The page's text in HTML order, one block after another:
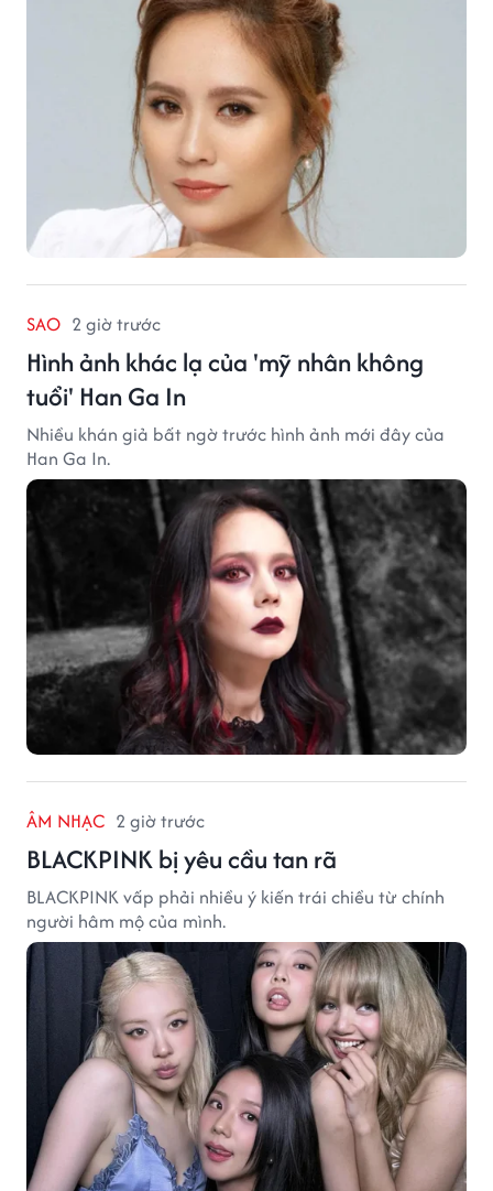
SAO 2 giờ trước
Hình ảnh khác lạ của 'mỹ nhân không
tuổi' Han Ga In
Nhiều khán giả bất ngờ trước hình ảnh mới đây của
Han Ga In.
ÂM NHẠC 2 giờ trước
BLACKPINK bị yêu cầu tan rã
BLACKPINK vấp phải nhiều ý kiến trái chiều từ chính
người hâm mộ của mình.